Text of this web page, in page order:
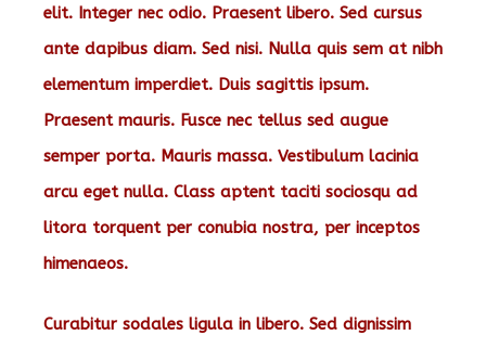
elit. Integer nec odio. Praesent libero. Sed cursus
ante dapibus diam. Sed nisi. Nulla quis sem at nibh
elementum imperdiet. Duis sagittis ipsum.
Praesent mauris. Fusce nec tellus sed augue
semper porta. Mauris massa. Vestibulum lacinia
arcu eget nulla. Class aptent taciti sociosqu ad
litora torquent per conubia nostra, per inceptos
himenaeos.
Curabitur sodales ligula in libero. Sed dignissim